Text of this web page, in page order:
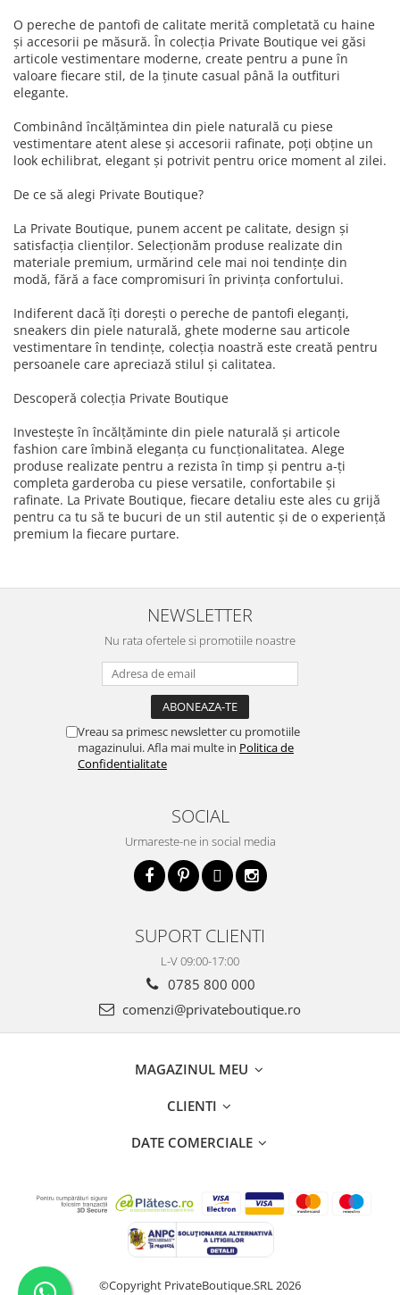
O pereche de pantofi de calitate merită completată cu haine
și accesorii pe măsură. În colecția Private Boutique vei găsi
articole vestimentare moderne, create pentru a pune în
valoare fiecare stil, de la ținute casual până la outfituri
elegante.
Combinând încălțămintea din piele naturală cu piese
vestimentare atent alese și accesorii rafinate, poți obține un
look echilibrat, elegant și potrivit pentru orice moment al zilei.
De ce să alegi Private Boutique?
La Private Boutique, punem accent pe calitate, design și
satisfacția clienților. Selecționăm produse realizate din
materiale premium, urmărind cele mai noi tendințe din
modă, fără a face compromisuri în privința confortului.
Indiferent dacă îți dorești o pereche de pantofi eleganți,
sneakers din piele naturală, ghete moderne sau articole
vestimentare în tendințe, colecția noastră este creată pentru
persoanele care apreciază stilul și calitatea.
Descoperă colecția Private Boutique
Investește în încălțăminte din piele naturală și articole
fashion care îmbină eleganța cu funcționalitatea. Alege
produse realizate pentru a rezista în timp și pentru a-ți
completa garderoba cu piese versatile, confortabile și
rafinate. La Private Boutique, fiecare detaliu este ales cu grijă
pentru ca tu să te bucuri de un stil autentic și de o experiență
premium la fiecare purtare.
NEWSLETTER
Nu rata ofertele si promotiile noastre
Vreau sa primesc newsletter cu promotiile
magazinului. Afla mai multe in Politica de
Confidentialitate
SOCIAL
Urmareste-ne in social media
SUPORT CLIENTI
L-V 09:00-17:00
0785 800 000
comenzi@privateboutique.ro
MAGAZINUL MEU
CLIENTI
DATE COMERCIALE
©Copyright PrivateBoutique.SRL 2026